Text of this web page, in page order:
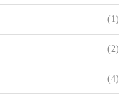
(1)
(2)
(4)